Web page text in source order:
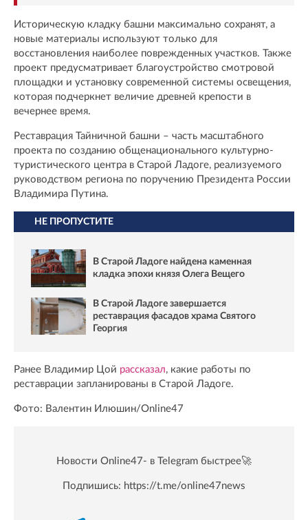
Историческую кладку башни максимально сохранят, а
новые материалы используют только для
восстановления наиболее поврежденных участков. Также
проект предусматривает благоустройство смотровой
площадки и установку современной системы освещения,
которая подчеркнет величие древней крепости в
вечернее время.
Реставрация Тайничной башни – часть масштабного
проекта по созданию общенационального культурно-
туристического центра в Старой Ладоге, реализуемого
руководством региона по поручению Президента России
Владимира Путина.
НЕ ПРОПУСТИТЕ
В Старой Ладоге найдена каменная
кладка эпохи князя Олега Вещего
В Старой Ладоге завершается
реставрация фасадов храма Святого
Георгия
Ранее Владимир Цой рассказал, какие работы по
реставрации запланированы в Старой Ладоге.
Фото: Валентин Илюшин/Online47
Новости Online47- в Telegram быстрее🚀
Подпишись: https://t.me/online47news